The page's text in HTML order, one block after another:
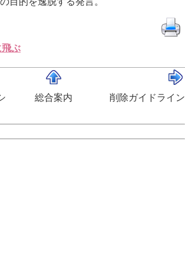
飛ぶ
総合案内 削除ガイドライン